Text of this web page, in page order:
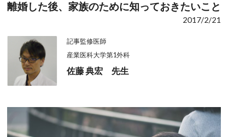
離婚した後、家族のために知っておきたいこと
2017/2/21
記事監修医師
産業医科大学第1外科
佐藤 典宏 先生